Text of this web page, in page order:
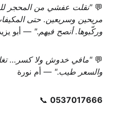
💬 "نقلت عفشي من المحجر
مريحين وسريعين. حتى
وركّبوها. أنصح فيهم." — أبو
💬 "مافي خدوش ولا كسر…
والسعر طيب." — أم نورة
📞 0537017666